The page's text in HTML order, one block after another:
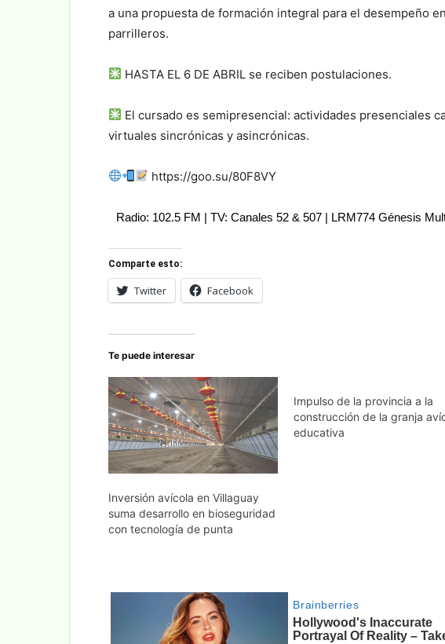
a una propuesta de formación integral para el desempeño
parrilleros.
HASTA EL 6 DE ABRIL se reciben postulaciones.
El cursado es semipresencial: actividades presenciales
virtuales sincrónicas y asincrónicas.
https://goo.su/80F8VY
Radio: 102.5 FM | TV: Canales 52 & 507 | LRM774 Génesis
Comparte esto:
Twitter Facebook
Te puede interesar
Inversión avícola en Villaguay
suma desarrollo en bioseguridad
con tecnología de punta
Impulso de la provincia a la
construcción de la granja
educativa